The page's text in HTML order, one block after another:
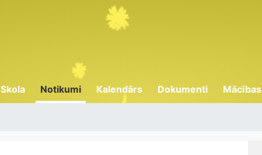
Skola Notikumi Kalendārs Dokumenti Mācības